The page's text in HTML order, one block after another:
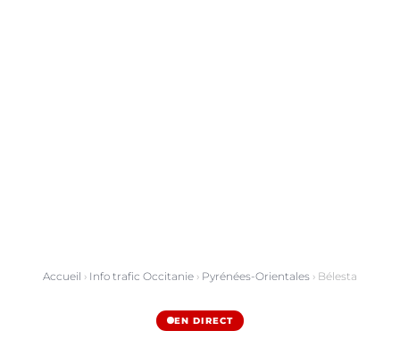
Accueil › Info trafic Occitanie › Pyrénées-Orientales › Bélesta
EN DIRECT